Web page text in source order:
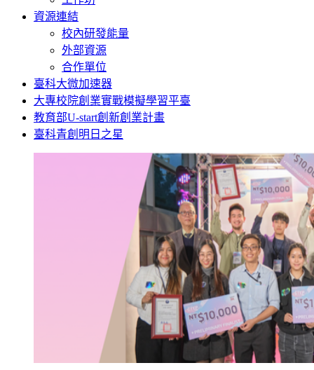
資源連結
校內研發能量
外部資源
合作單位
臺科大微加速器
大專校院創業實戰模擬學習平臺
教育部U-start創新創業計畫
臺科青創明日之星